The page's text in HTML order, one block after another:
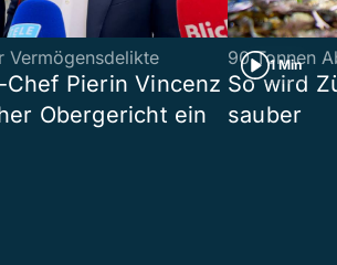
Vermögensdelikte
Chef Pierin Vincenz
Obergericht ein
1 Min
90 Tonnen
So wird
sauber